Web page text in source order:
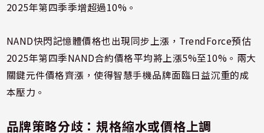
2025年第四季季增超過10%。
NAND快閃記憶體價格也出現同步上漲，TrendForce預估
2025年第四季NAND合約價格平均將上漲5%至10%。兩大
關鍵元件價格齊漲，使得智慧手機品牌面臨日益沉重的成
本壓力。
品牌策略分歧：規格縮水或價格上調